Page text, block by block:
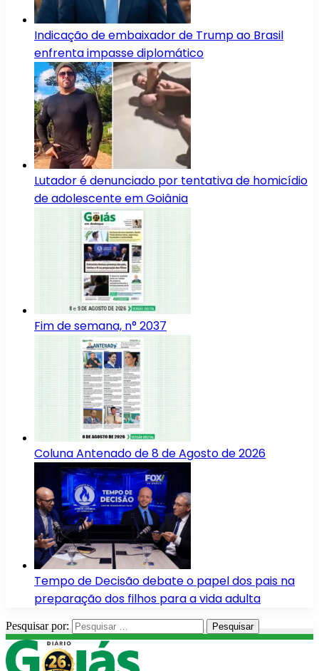
Indicação de embaixador de Trump ao Brasil
enfrenta impasse diplomático
Lutador é denunciado por tentativa de homicídio
de adolescente em Goiânia
Fim de semana, n° 2037
Coluna Antenado de 8 de Agosto de 2026
Tempo de Decisão debate o papel dos pais na
preparação dos filhos para a vida adulta
Pesquisar por: